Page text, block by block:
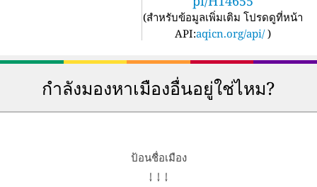
(สำหรับข้อมูลเพิ่มเติม โปรดดูที่หน้า
API:aqicn.org/api/ )
กำลังมองหาเมืองอื่นอยู่ใช่ไหม?
ป้อนชื่อเมือง
↓ ↓ ↓